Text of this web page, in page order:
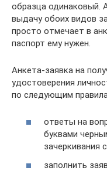
образца одинаковый.
выдачу обоих видов
просто отмечает в
паспорт ему нужен.
Анкета-заявка на
удостоверения
по следующим
ответы на
буквами
зачеркивания
заполнить